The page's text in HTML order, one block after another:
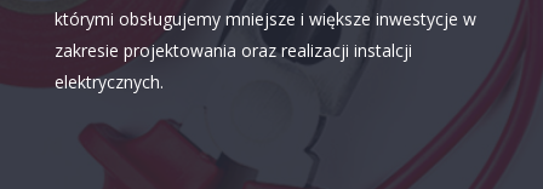
którymi obsługujemy mniejsze i większe inwestycje w
zakresie projektowania oraz realizacji instalcji
elektrycznych.